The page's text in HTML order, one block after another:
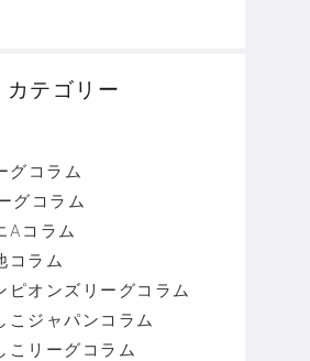
カテゴリー
グコラム
グコラム
Aコラム
コラム
ピオンズリーグコラム
こジャパンコラム
こリーグコラム